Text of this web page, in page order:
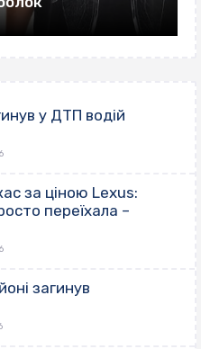
у ДТП водій
за ціною Lexus:
переїхала –
загинув